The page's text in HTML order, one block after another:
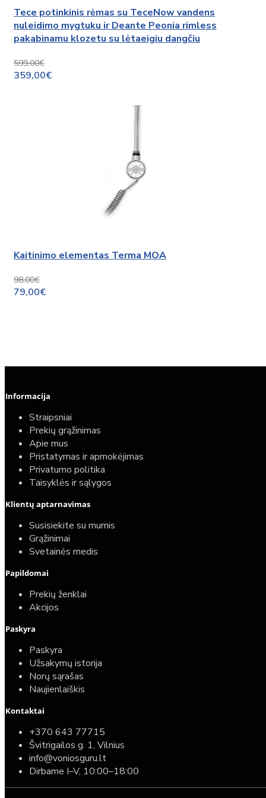
Tece potinkinis rėmas su TeceNow vandens
nuleidimo mygtuku ir Deante Peonia rimless
pakabinamu klozetu su lėtaeigiu dangčiu
599,00€
359,00€
Kaitinimo elementas Terma MOA
98,00€
79,00€
Elektrinio gyvatuko paruošimo paslauga
40,00€
25,00€
Komplektas: Tece potinkinis WC rėmas su baltu
mygtuku + Deante Peonia Rimless klozetas su
Informacija
Straipsniai
Prekių grąžinimas
Apie mus
Pristatymas ir apmokėjimas
Privatumo politika
Taisyklės ir sąlygos
Klientų aptarnavimas
Susisiekite su mumis
Grąžinimai
Svetainės medis
Papildomai
Prekių ženklai
Akcijos
Paskyra
Paskyra
Užsakymų istorija
Norų sąrašas
Naujienlaiškis
Kontaktai
+370 643 77715
Švitrigailos g. 1, Vilnius
info@voniosguru.lt
Dirbame I–V, 10:00–18:00